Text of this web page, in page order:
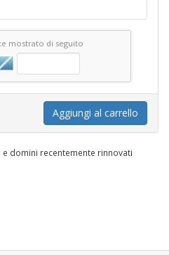
mostrato di seguito
Aggiungi al carrello
domini recentemente rinnovati